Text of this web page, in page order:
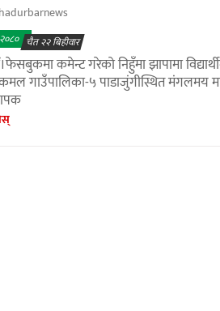
चैत २२ बिहीवार
कमेन्ट गरेको निहुँमा झापामा
गाउँपालिका-५ पाडाजुंगीस्थित मंगलमय